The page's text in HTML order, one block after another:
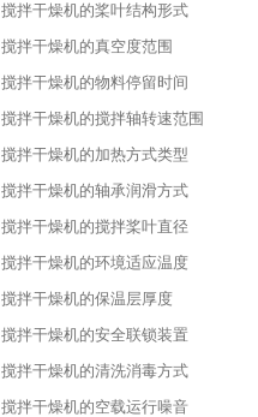
搅拌干燥机的桨叶结构形式
搅拌干燥机的真空度范围
搅拌干燥机的物料停留时间
搅拌干燥机的搅拌轴转速范围
搅拌干燥机的加热方式类型
搅拌干燥机的轴承润滑方式
搅拌干燥机的搅拌桨叶直径
搅拌干燥机的环境适应温度
搅拌干燥机的保温层厚度
搅拌干燥机的安全联锁装置
搅拌干燥机的清洗消毒方式
搅拌干燥机的空载运行噪音